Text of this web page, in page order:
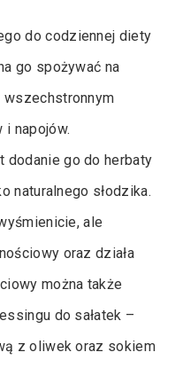
do codziennej diety
go spożywać na
i napojów.
dodanie go do herbaty
naturalnego słodzika.
ale
oraz działa
można także
do sałatek –
z oliwek oraz sokiem